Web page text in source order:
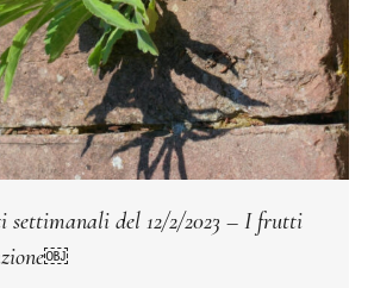
settimanali del 12/2/2023 – I frutti